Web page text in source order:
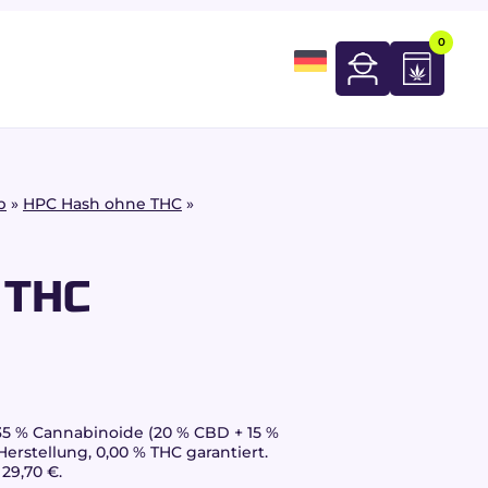
0
» HPC Hash ohne THC »
% Cannabinoide (20 % CBD + 15 %
0,00 % THC garantiert.
€.